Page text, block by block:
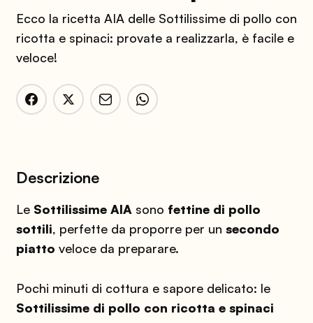
Ecco la ricetta AIA delle Sottilissime di pollo con
ricotta e spinaci: provate a realizzarla, è facile e
veloce!
Descrizione
Le Sottilissime AIA sono fettine di pollo
sottili, perfette da proporre per un secondo
piatto veloce da preparare.
Pochi minuti di cottura e sapore delicato: le
Sottilissime di pollo con ricotta e spinaci